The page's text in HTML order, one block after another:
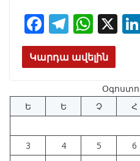
F
ac
e
o
o
k
T
el
e
a
m
W
h
at
A
p
p
X
Կարդա ավելին
Ե
Ե Չ Հ
3
4 5 6